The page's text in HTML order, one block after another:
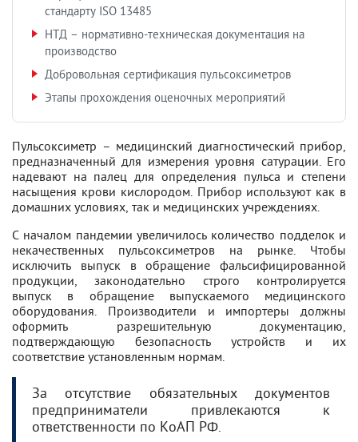
стандарту ISO 13485
НТД – нормативно-техническая документация на
производство
Добровольная сертификация пульсоксиметров
Этапы прохождения оценочных мероприятий
Пульсоксиметр – медицинский диагностический прибор,
предназначенный для измерения уровня сатурации. Его
надевают на палец для определения пульса и степени
насыщения крови кислородом. Прибор используют как в
домашних условиях, так и медицинских учреждениях.
С началом пандемии увеличилось количество подделок и
некачественных пульсоксиметров на рынке. Чтобы
исключить выпуск в обращение фальсифицированной
продукции, законодательно строго контролируется
выпуск в обращение выпускаемого медицинского
оборудования. Производители и импортеры должны
оформить разрешительную документацию,
подтверждающую безопасность устройств и их
соответствие установленным нормам.
За отсутствие обязательных документов
предприниматели привлекаются к
ответственности по КоАП РФ.